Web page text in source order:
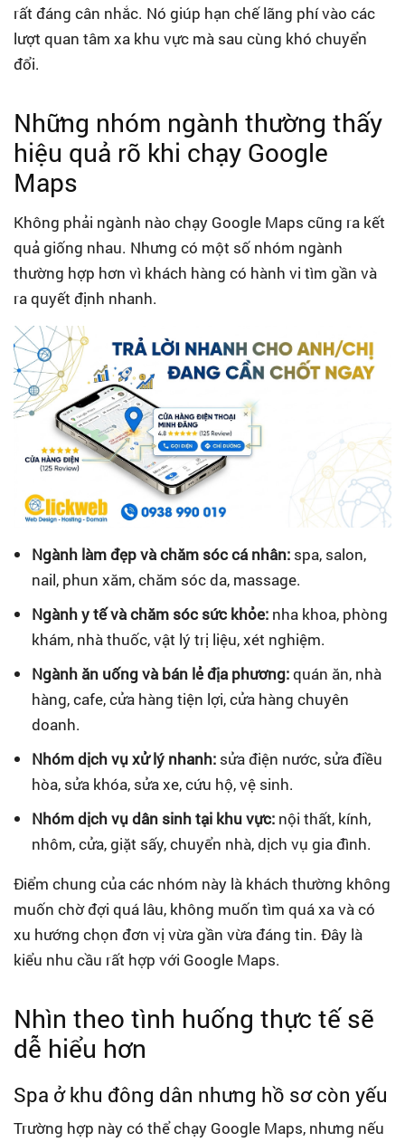
rất đáng cân nhắc. Nó giúp hạn chế lãng phí vào các
lượt quan tâm xa khu vực mà sau cùng khó chuyển
đổi.
Những nhóm ngành thường thấy
hiệu quả rõ khi chạy Google
Maps
Không phải ngành nào chạy Google Maps cũng ra kết
quả giống nhau. Nhưng có một số nhóm ngành
thường hợp hơn vì khách hàng có hành vi tìm gần và
ra quyết định nhanh.
Ngành làm đẹp và chăm sóc cá nhân: spa, salon,
nail, phun xăm, chăm sóc da, massage.
Ngành y tế và chăm sóc sức khỏe: nha khoa, phòng
khám, nhà thuốc, vật lý trị liệu, xét nghiệm.
Ngành ăn uống và bán lẻ địa phương:quán ăn, nhà
hàng, cafe, cửa hàng tiện lợi, cửa hàng chuyên
doanh.
Nhóm dịch vụ xử lý nhanh: sửa điện nước, sửa điều
hòa, sửa khóa, sửa xe, cứu hộ, vệ sinh.
Nhóm dịch vụ dân sinh tại khu vực: nội thất, kính,
nhôm, cửa, giặt sấy, chuyển nhà, dịch vụ gia đình.
Điểm chung của các nhóm này là khách thường không
muốn chờ đợi quá lâu, không muốn tìm quá xa và có
xu hướng chọn đơn vị vừa gần vừa đáng tin. Đây là
kiểu nhu cầu rất hợp với Google Maps.
Nhìn theo tình huống thực tế sẽ
dễ hiểu hơn
Spa ở khu đông dân nhưng hồ sơ còn yếu
Trường hợp này có thể chạy Google Maps, nhưng nếu